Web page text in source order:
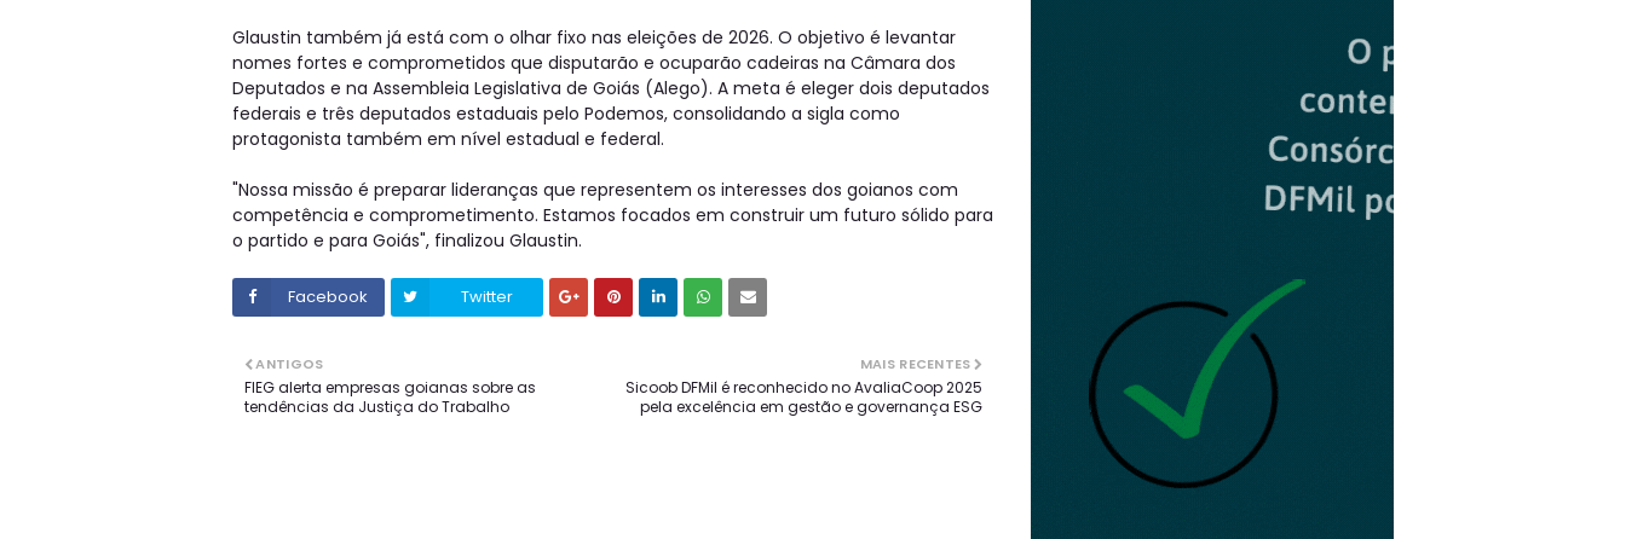
Glaustin também já está com o olhar fixo nas eleições de 2026. O objetivo é levantar
nomes fortes e comprometidos que disputarão e ocuparão cadeiras na Câmara dos
Deputados e na Assembleia Legislativa de Goiás (Alego). A meta é eleger dois deputados
federais e três deputados estaduais pelo Podemos, consolidando a sigla como
protagonista também em nível estadual e federal.
"Nossa missão é preparar lideranças que representem os interesses dos goianos com
competência e comprometimento. Estamos focados em construir um futuro sólido para
o partido e para Goiás", finalizou Glaustin.
Facebook Twitter
MAIS RECENTES
Sicoob DFMil é reconhecido no AvaliaCoop 2025
pela excelência em gestão e governança ESG
ANTIGOS
FIEG alerta empresas goianas sobre as
tendências da Justiça do Trabalho